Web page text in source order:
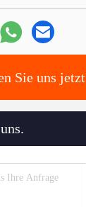
Sie uns jetzt